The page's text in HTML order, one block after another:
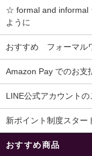
☆ formal and informal
ように
おすすめ フォーマル
Amazon Pay でのお支
LINE公式アカウントの
新ポイント制度スター
おすすめ商品